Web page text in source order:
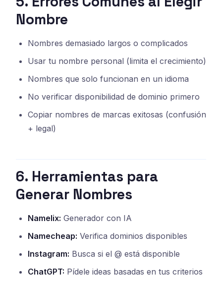
Nombre
Nombres demasiado largos o complicados
Usar tu nombre personal (limita el crecimiento)
Nombres que solo funcionan en un idioma
No verificar disponibilidad de dominio primero
Copiar nombres de marcas exitosas (confusión
+ legal)
6. Herramientas para
Generar Nombres
Namelix: Generador con IA
Namecheap: Verifica dominios disponibles
Instagram: Busca si el @ está disponible
ChatGPT: Pídele ideas basadas en tus criterios